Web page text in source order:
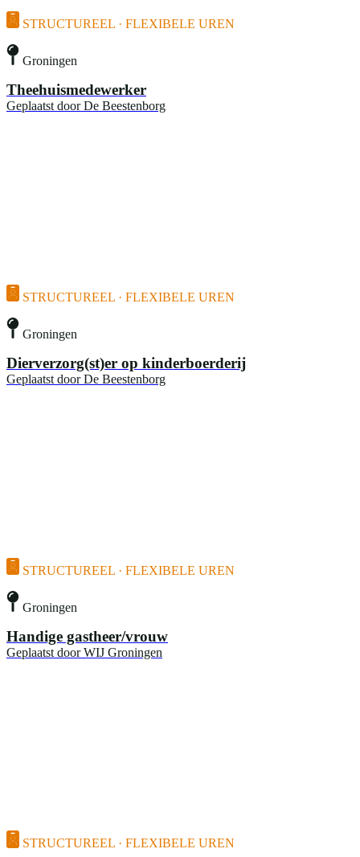
STRUCTUREEL · FLEXIBELE UREN
Groningen
Theehuismedewerker
Geplaatst door De Beestenborg
STRUCTUREEL · FLEXIBELE UREN
Groningen
Dierverzorg(st)er op kinderboerderij
Geplaatst door De Beestenborg
STRUCTUREEL · FLEXIBELE UREN
Groningen
Handige gastheer/vrouw
Geplaatst door WIJ Groningen
STRUCTUREEL · FLEXIBELE UREN